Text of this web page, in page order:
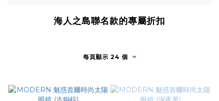
海人之島聯名款的專屬折扣
每頁顯示 24 個